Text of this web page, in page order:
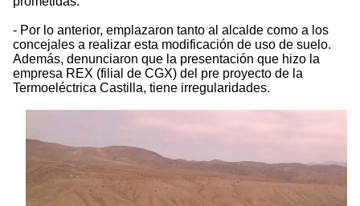
- Por lo anterior, emplazaron tanto al alcalde como a los
concejales a realizar esta modificación de uso de suelo.
Además, denunciaron que la presentación que hizo la
empresa REX (filial de CGX) del pre proyecto de la
Termoeléctrica Castilla, tiene irregularidades.